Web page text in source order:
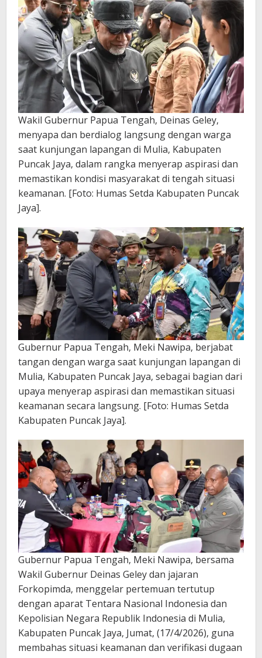
Wakil Gubernur Papua Tengah, Deinas Geley,
menyapa dan berdialog langsung dengan warga
saat kunjungan lapangan di Mulia, Kabupaten
Puncak Jaya, dalam rangka menyerap aspirasi dan
memastikan kondisi masyarakat di tengah situasi
keamanan. [Foto: Humas Setda Kabupaten Puncak
Jaya].
Gubernur Papua Tengah, Meki Nawipa, berjabat
tangan dengan warga saat kunjungan lapangan di
Mulia, Kabupaten Puncak Jaya, sebagai bagian dari
upaya menyerap aspirasi dan memastikan situasi
keamanan secara langsung. [Foto: Humas Setda
Kabupaten Puncak Jaya].
Gubernur Papua Tengah, Meki Nawipa, bersama
Wakil Gubernur Deinas Geley dan jajaran
Forkopimda, menggelar pertemuan tertutup
dengan aparat Tentara Nasional Indonesia dan
Kepolisian Negara Republik Indonesia di Mulia,
Kabupaten Puncak Jaya, Jumat, (17/4/2026), guna
membahas situasi keamanan dan verifikasi dugaan